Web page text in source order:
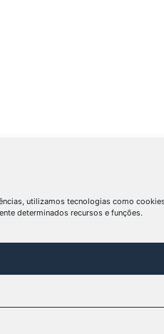
utilizamos tecnologias como
determinados recursos e funções.